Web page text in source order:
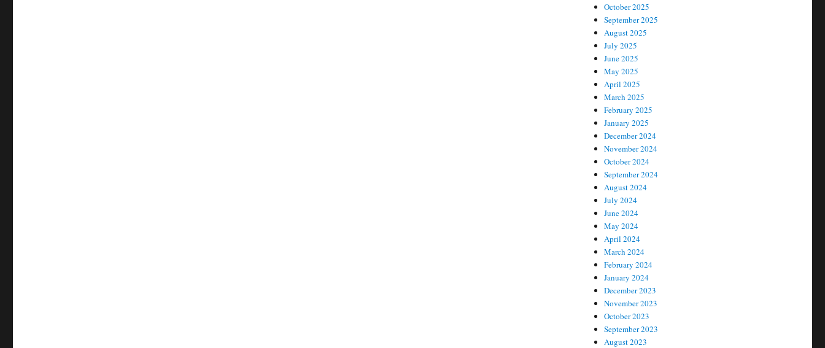
October 2025
September 2025
August 2025
July 2025
June 2025
May 2025
April 2025
March 2025
February 2025
January 2025
December 2024
November 2024
October 2024
September 2024
August 2024
July 2024
June 2024
May 2024
April 2024
March 2024
February 2024
January 2024
December 2023
November 2023
October 2023
September 2023
August 2023